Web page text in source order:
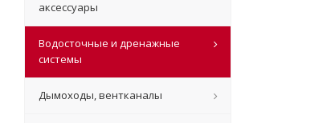
аксессуары
Водосточные и дренажные
системы
Дымоходы, вентканалы